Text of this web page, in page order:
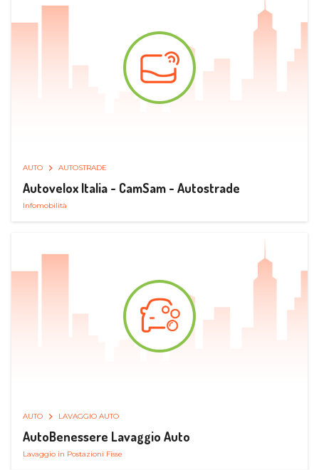
AUTO AUTOSTRADE
Autovelox Italia - CamSam - Autostrade
Infomobilità
AUTO LAVAGGIO AUTO
AutoBenessere Lavaggio Auto
Lavaggio in Postazioni Fisse